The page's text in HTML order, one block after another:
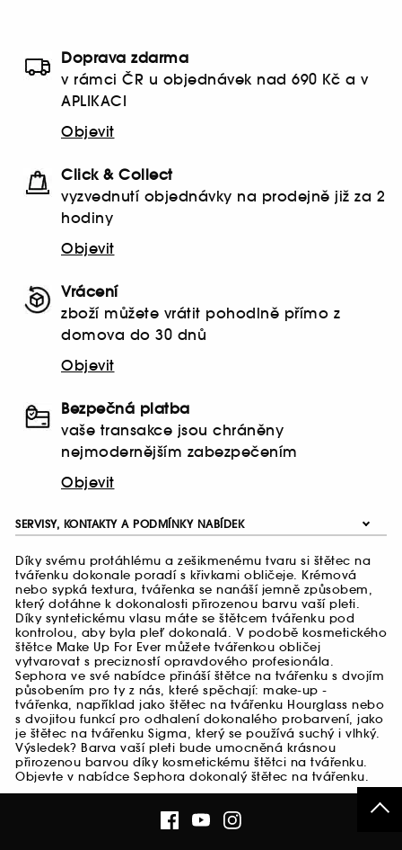
Doprava zdarma
v rámci ČR u objednávek nad 690 Kč a v
APLIKACI
Objevit
Click & Collect
vyzvednutí objednávky na prodejně již za 2
hodiny
Objevit
Vrácení
zboží můžete vrátit pohodlně přímo z
domova do 30 dnů
Objevit
Bezpečná platba
vaše transakce jsou chráněny
nejmodernějším zabezpečením
Objevit
SERVISY, KONTAKTY A PODMÍNKY NABÍDEK
Díky svému protáhlému a zešikmenému tvaru si štětec na
tvářenku dokonale poradí s křivkami obličeje. Krémová
nebo sypká textura, tvářenka se nanáší jemně způsobem,
který dotáhne k dokonalosti přirozenou barvu vaší pleti.
Díky syntetickému vlasu máte se štětcem tvářenku pod
kontrolou, aby byla pleť dokonalá. V podobě kosmetického
štětce Make Up For Ever můžete tvářenkou obličej
vytvarovat s precizností opravdového profesionála.
Sephora ve své nabídce přináší štětce na tvářenku s dvojím
působením pro ty z nás, které spěchají: make-up -
tvářenka, například jako štětec na tvářenku Hourglass nebo
s dvojitou funkcí pro odhalení dokonalého probarvení, jako
je štětec na tvářenku Sigma, který se používá suchý i vlhký.
Výsledek? Barva vaší pleti bude umocněná krásnou
přirozenou barvou díky kosmetickému štětci na tvářenku.
Objevte v nabídce Sephora dokonalý štětec na tvářenku.